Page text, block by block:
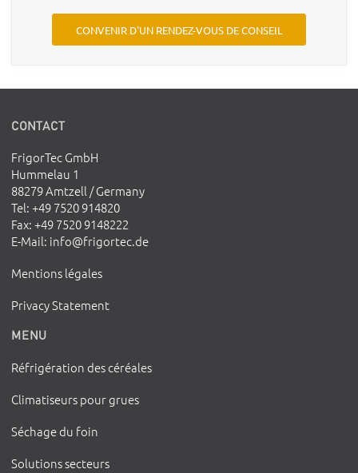
CONVENIR D'UN RENDEZ-VOUS DE CONSEIL
CONTACT
FrigorTec GmbH
Hummelau 1
88279 Amtzell / Germany
Tel: +49 7520 914820
Fax: +49 7520 9148222
E-Mail: info@frigortec.de
Mentions légales
Privacy Statement
MENU
Réfrigération des céréales
Climatiseurs pour grues
Séchage du foin
Solutions secteurs